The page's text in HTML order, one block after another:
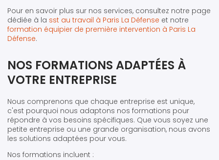
Pour en savoir plus sur nos services, consultez notre page
dédiée à la sst au travail à Paris La Défense et notre
formation équipier de première intervention à Paris La
Défense.
NOS FORMATIONS ADAPTÉES À
VOTRE ENTREPRISE
Nous comprenons que chaque entreprise est unique,
c'est pourquoi nous adaptons nos formations pour
répondre à vos besoins spécifiques. Que vous soyez une
petite entreprise ou une grande organisation, nous avons
les solutions adaptées pour vous.
Nos formations incluent :